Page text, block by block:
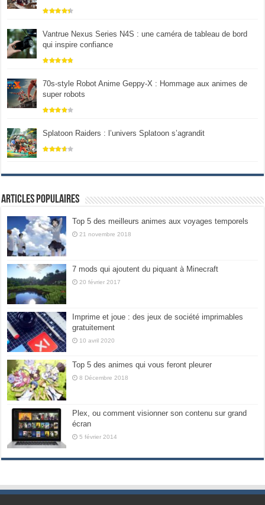
Vantrue Nexus Series N4S : une caméra de tableau de bord
qui inspire confiance
70s-style Robot Anime Geppy-X : Hommage aux animes de
super robots
Splatoon Raiders : l’univers Splatoon s’agrandit
Articles populaires
Top 5 des meilleurs animes aux voyages temporels
21 novembre 2018
7 mods qui ajoutent du piquant à Minecraft
20 février 2017
Imprime et joue : des jeux de société imprimables
gratuitement
10 avril 2020
Top 5 des animes qui vous feront pleurer
8 Décembre 2018
Plex, ou comment visionner son contenu sur grand
écran
5 février 2014